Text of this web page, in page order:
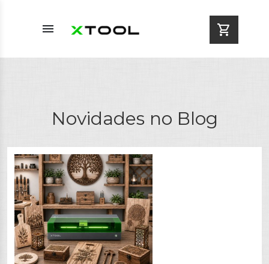
menu shopping_cart
Novidades no Blog